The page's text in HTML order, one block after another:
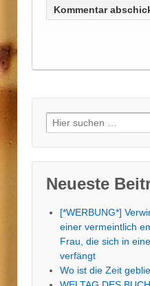
Suche
nach:
Neueste
[*WERBUNG*]
einer vermeintlich
Frau, die sich in
verfängt
Wo ist die Zeit